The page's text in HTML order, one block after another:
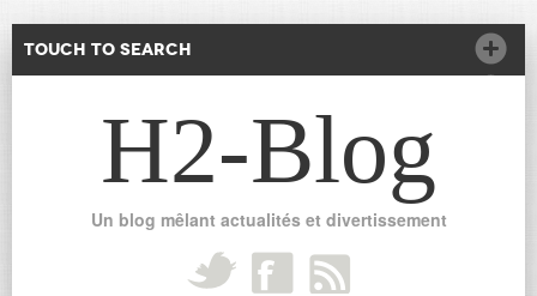
Touch to Search
H2-Blog
Un blog mêlant actualités et divertissement